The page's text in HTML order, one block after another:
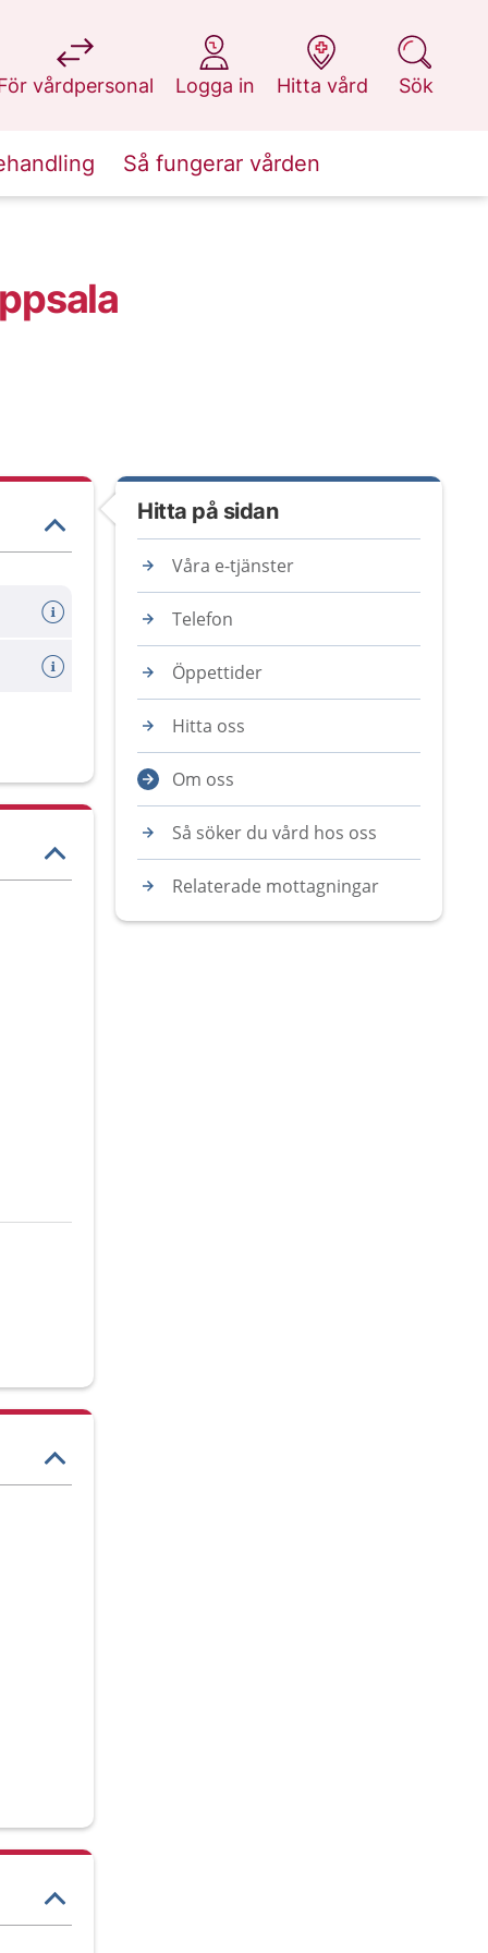
vårdpersonal
på 1177.se
Logga in
på 1177.se
Hitta vård
på 1177.se
Sök
på 1177.se
Så fungerar vården
Hitta på sidan
Våra e-tjänster
Telefon
Öppettider
Hitta oss
Om oss
Så söker du vård hos oss
Relaterade mottagningar